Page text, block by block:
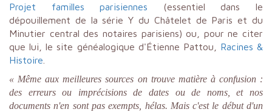
Projet familles parisiennes (essentiel dans le
dépouillement de la série Y du Châtelet de Paris et du
Minutier central des notaires parisiens) ou, pour ne citer
que lui, le site généalogique d'Étienne Pattou, Racines &
Histoire
« Même aux meilleures sources on trouve matière à confusion :
des erreurs ou imprécisions de dates ou de noms, et nos
documents n'en sont pas exempts, hélas. Mais c'est le début d'un